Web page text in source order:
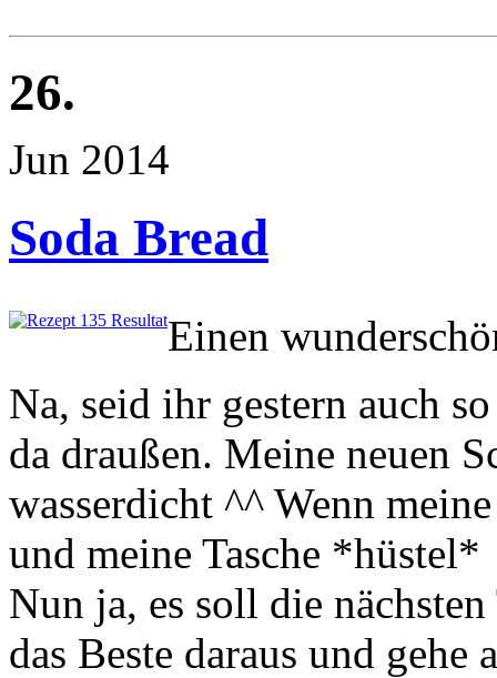
26.
Jun 2014
Soda Bread
Einen
Na, seid ihr gestern auch
da draußen. Meine neuen
wasserdicht ^^ Wenn
und meine Tasche *hüstel*
Nun ja, es soll die
das Beste daraus und gehe